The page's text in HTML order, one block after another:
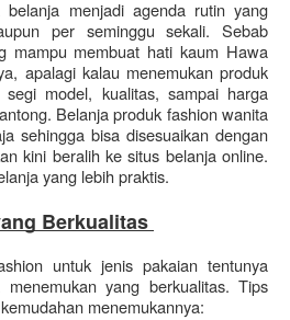
belanja menjadi agenda rutin yang
per seminggu sekali. Sebab
mampu membuat hati kaum Hawa
apalagi kalau menemukan produk
model, kualitas, sampai harga
Belanja produk fashion wanita
sehingga bisa disesuaikan dengan
kini beralih ke situs belanja online.
yang lebih praktis.
Berkualitas
untuk jenis pakaian tentunya
yang berkualitas. Tips
menemukannya: